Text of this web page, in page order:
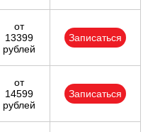
от
13399
рублей
Записаться
от
14599
рублей
Записаться